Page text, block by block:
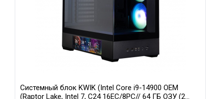
Системный блок KWIK (Intel Core i9-14900 OEM
(Raptor Lake, Intel 7, C24 16EC/8PC// 64 ГБ ОЗУ (2